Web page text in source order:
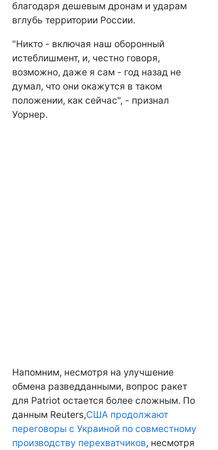
благодаря дешевым дронам и ударам
вглубь территории России.
"Никто - включая наш оборонный
истеблишмент, и, честно говоря,
возможно, даже я сам - год назад не
думал, что они окажутся в таком
положении, как сейчас", - признал
Уорнер.
Напомним, несмотря на улучшение
обмена разведданными, вопрос ракет
для Patriot остается более сложным. По
данным Reuters,США продолжают
переговоры с Украиной по совместному
производству перехватчиков, несмотря